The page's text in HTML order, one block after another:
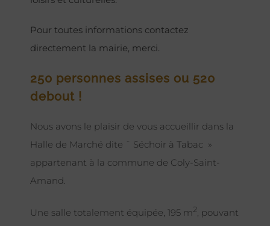
Pour toutes informations contactez
directement la mairie, merci.
250 personnes assises ou 520
debout !
Nous avons le plaisir de vous accueillir dans la
Halle de Marché dite ¨ Séchoir à Tabac »
appartenant à la commune de Coly-Saint-
Amand.
Une salle totalement équipée, 195 m2 , pouvant